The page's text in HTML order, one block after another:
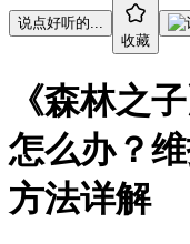
说点好听的...
收藏
《森林之
怎么办？
方法详解